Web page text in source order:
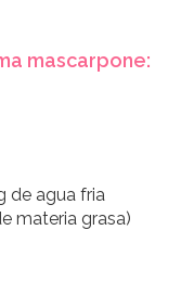
mascarpone:
de agua fria
materia grasa)